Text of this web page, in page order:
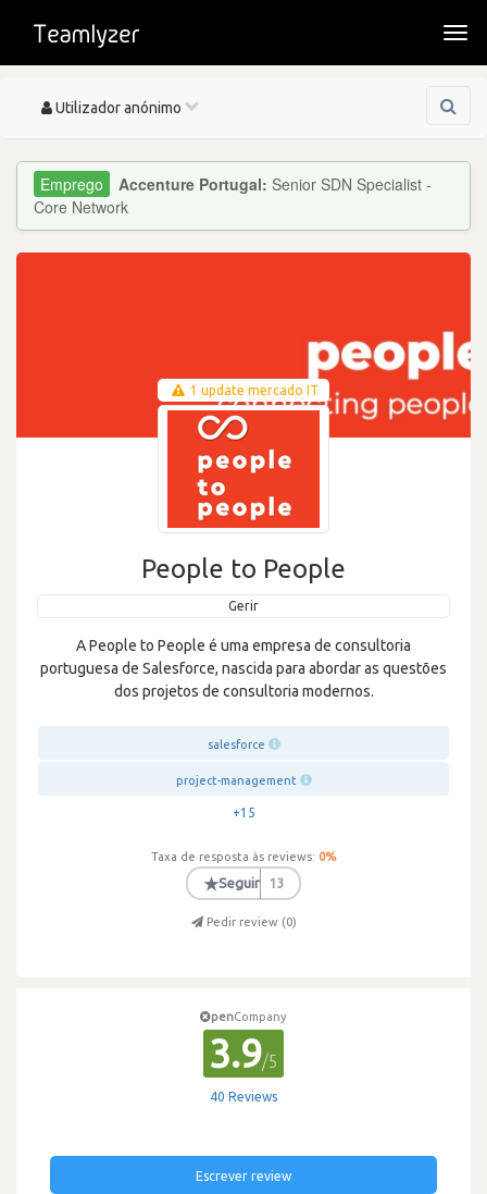
Toggle
Utilizador anónimo
Accenture Portugal: Senior SDN Specialist -
Core Network
1 update mercado IT
People to People
Gerir
A People to People é uma empresa de consultoria
portuguesa de Salesforce, nascida para abordar as questões
dos projetos de consultoria modernos.
salesforce
project-management
+15
Taxa de resposta às reviews: 0%
★Seguir 13
Pedir review (0)
penCompany
3.9/5
40 Reviews
Escrever review